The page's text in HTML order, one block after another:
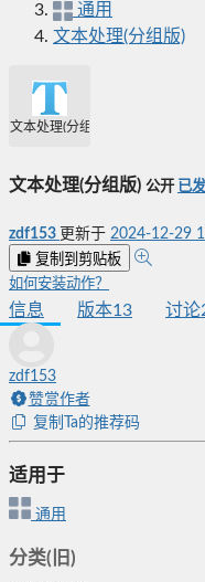
通用
文本处理(分组版)
文本处理(分组版)
文本处理(分组版) 公开 已
zdf153 更新于 2024-12-29
复制到剪贴板
如何安装动作？
信息 版本13 讨论
zdf153
赞赏作者
复制Ta的推荐码
适用于
通用
分类(旧)